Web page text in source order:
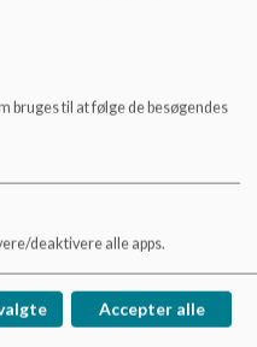
bruges til at følge de besøgendes
deaktivere alle apps.
Accepter alle